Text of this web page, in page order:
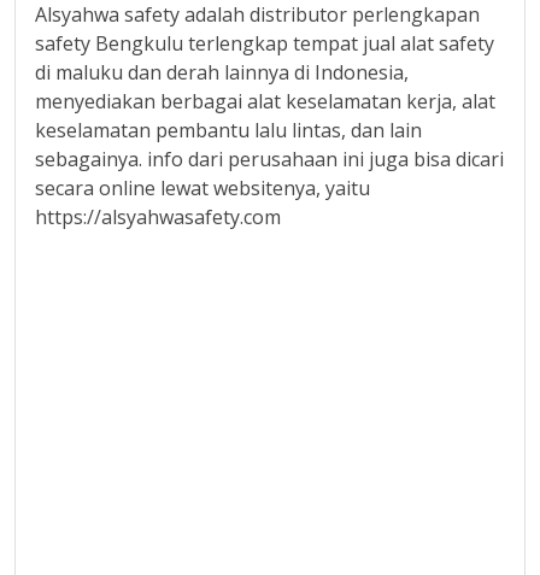
Alsyahwa safety adalah distributor perlengkapan
safety Bengkulu terlengkap tempat jual alat safety
di maluku dan derah lainnya di Indonesia,
menyediakan berbagai alat keselamatan kerja, alat
keselamatan pembantu lalu lintas, dan lain
sebagainya. info dari perusahaan ini juga bisa dicari
secara online lewat websitenya, yaitu
https://alsyahwasafety.com